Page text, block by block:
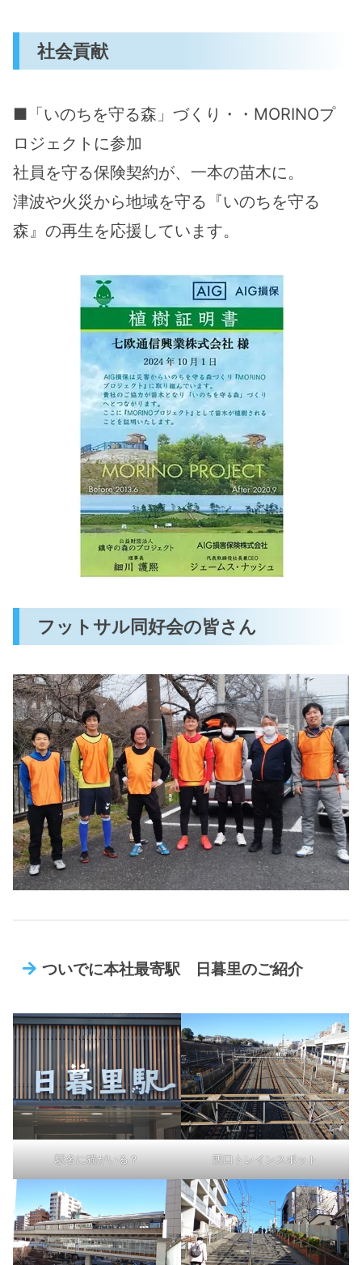
社会貢献
■「いのちを守る森」づくり・・MORINOプ
ロジェクトに参加
社員を守る保険契約が、一本の苗木に。
津波や火災から地域を守る『いのちを守る
森』の再生を応援しています。
フットサル同好会の皆さん
ついでに本社最寄駅 日暮里のご紹介
駅名に猫がいる？ 西口トレインスポット